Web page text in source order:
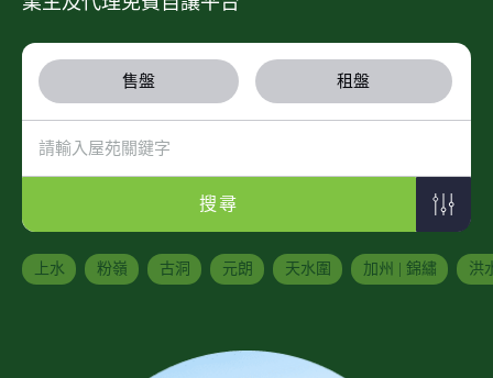
售盤 租盤
搜尋
上水 粉嶺 古洞 元朗 天水圍 加州 | 錦繡 洪